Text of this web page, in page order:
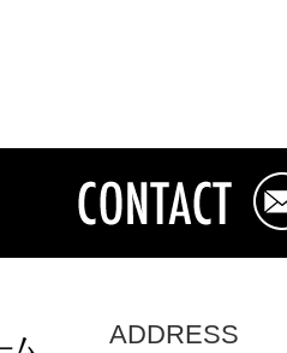
ADDRESS